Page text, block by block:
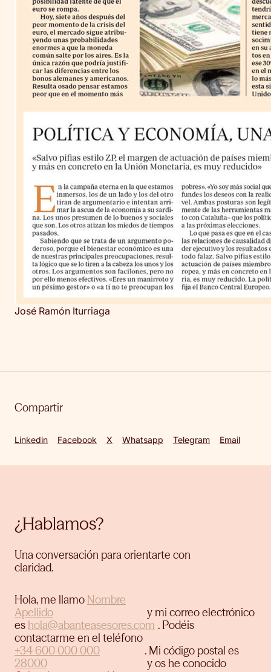
José Ramón Iturriaga
Compartir
Linkedin Facebook X Whatsapp Telegram Email
¿Hablamos?
Una conversación para orientarte con
claridad.
Hola, me llamo
y mi correo electrónico
es
. Podéis
contactarme en el teléfono
. Mi código postal es
y os he conocido